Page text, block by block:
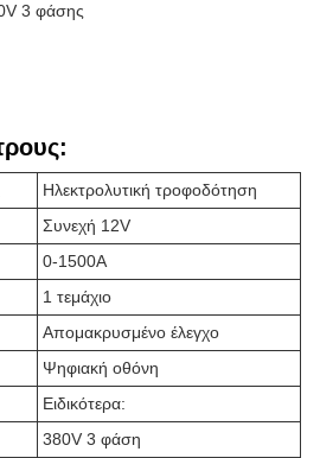
3 φάσης
Ηλεκτρολυτική τροφοδότηση
Συνεχή 12V
0-1500A
1 τεμάχιο
Απομακρυσμένο έλεγχο
Ψηφιακή οθόνη
Ειδικότερα:
380V 3 φάση